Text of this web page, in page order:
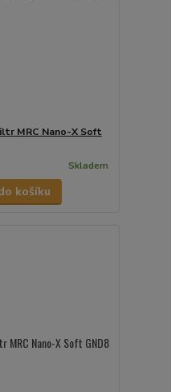
MRC Nano-X Soft
Skladem
košíku